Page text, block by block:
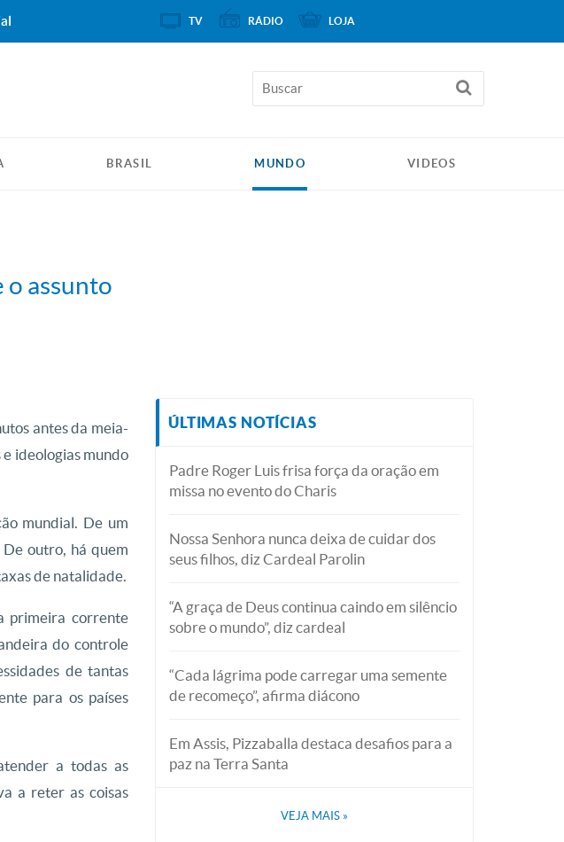
BRASIL MUNDO VIDEOS
o assunto
antes da meia-
ideologias mundo
mundial. De um
outro, há quem
de natalidade.
primeira corrente
do controle
de tantas
para os países
a todas as
a reter as coisas
ÚLTIMAS NOTÍCIAS
Padre Roger Luis frisa força da oração em
missa no evento do Charis
Nossa Senhora nunca deixa de cuidar dos
seus filhos, diz Cardeal Parolin
“A graça de Deus continua caindo em silêncio
sobre o mundo”, diz cardeal
“Cada lágrima pode carregar uma semente
de recomeço”, afirma diácono
Em Assis, Pizzaballa destaca desafios para a
paz na Terra Santa
VEJA MAIS »
TV RÁDIO LOJA